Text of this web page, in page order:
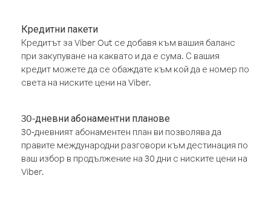
Кредитни пакети
Кредитът за Viber Out се добавя към вашия баланс
при закупуване на каквато и да е сума. С вашия
кредит можете да се обаждате към кой да е номер по
света на ниските цени на Viber.
30-дневни абонаментни планове
30-дневният абонаментен план ви позволява да
правите международни разговори към дестинация по
ваш избор в продължение на 30 дни с ниските цени на
Viber.